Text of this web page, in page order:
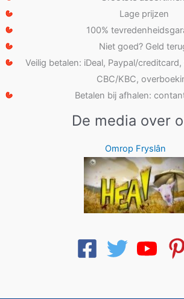
Lage prijzen
100%
Niet goed? Geld
Veilig betalen: iDeal, Paypal/
CBC/KBC,
Betalen bij afhalen:
De media over
Omrop Fryslân